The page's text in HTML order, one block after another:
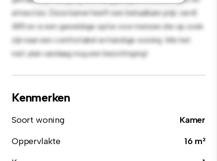
attracties. Deze kamer heeft een betaalbare prijs van €
385 en is een geweldige optie voor mensen die op zoek
zijn naar een comfortabel en handige woning. Mis het
niet: plan vandaag nog een bezichtiging!
Kenmerken
Soort woning
Kamer
Oppervlakte
16 m²